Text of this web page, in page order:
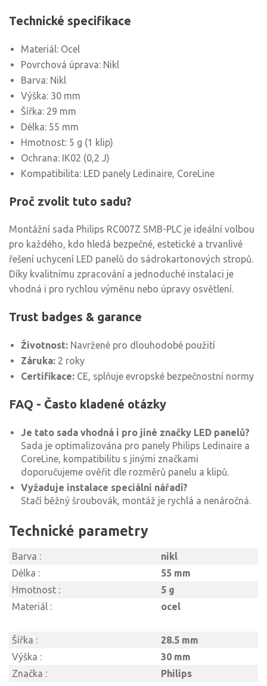
Technické specifikace
Materiál: Ocel
Povrchová úprava: Nikl
Barva: Nikl
Výška: 30 mm
Šířka: 29 mm
Délka: 55 mm
Hmotnost: 5 g (1 klip)
Ochrana: IK02 (0,2 J)
Kompatibilita: LED panely Ledinaire, CoreLine
Proč zvolit tuto sadu?
Montážní sada Philips RC007Z SMB-PLC je ideální volbou
pro každého, kdo hledá bezpečné, estetické a trvanlivé
řešení uchycení LED panelů do sádrokartonových stropů.
Díky kvalitnímu zpracování a jednoduché instalaci je
vhodná i pro rychlou výměnu nebo úpravy osvětlení.
Trust badges & garance
Životnost: Navržené pro dlouhodobé použití
Záruka: 2 roky
Certifikace: CE, splňuje evropské bezpečnostní normy
FAQ - Často kladené otázky
Je tato sada vhodná i pro jiné značky LED panelů?
Sada je optimalizována pro panely Philips Ledinaire a
CoreLine, kompatibilitu s jinými značkami
doporučujeme ověřit dle rozměrů panelu a klipů.
Vyžaduje instalace speciální nářadí?
Stačí běžný šroubovák, montáž je rychlá a nenáročná.
Technické parametry
Barva :
nikl
Délka :
55 mm
Hmotnost :
5 g
Materiál :
ocel
Šířka :
28.5 mm
Výška :
30 mm
Značka :
Philips